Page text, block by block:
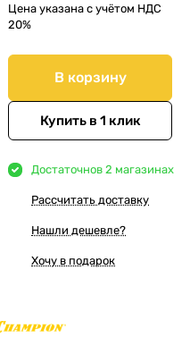
Цена указана с учётом НДС
20%
В корзину
Купить в 1 клик
Достаточнов 2 магазинах
Рассчитать доставку
Нашли дешевле?
Хочу в подарок